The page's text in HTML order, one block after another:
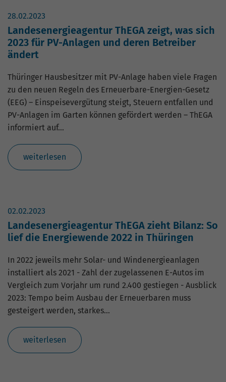
28.02.2023
Landesenergieagentur ThEGA zeigt, was sich
2023 für PV-Anlagen und deren Betreiber
ändert
Thüringer Hausbesitzer mit PV-Anlage haben viele Fragen
zu den neuen Regeln des Erneuerbare-Energien-Gesetz
(EEG) – Einspeisevergütung steigt, Steuern entfallen und
PV-Anlagen im Garten können gefördert werden – ThEGA
informiert auf…
weiterlesen
02.02.2023
Landesenergieagentur ThEGA zieht Bilanz: So
lief die Energiewende 2022 in Thüringen
In 2022 jeweils mehr Solar- und Windenergieanlagen
installiert als 2021 - Zahl der zugelassenen E-Autos im
Vergleich zum Vorjahr um rund 2.400 gestiegen - Ausblick
2023: Tempo beim Ausbau der Erneuerbaren muss
gesteigert werden, starkes…
weiterlesen